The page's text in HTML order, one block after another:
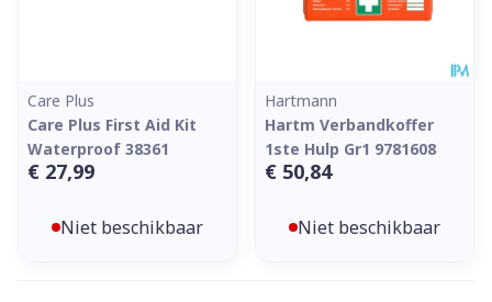
Care Plus
Care Plus First Aid Kit
Waterproof 38361
€ 27,99
Niet beschikbaar
Hartmann
Hartm Verbandkoffer
1ste Hulp Gr1 9781608
€ 50,84
Niet beschikbaar